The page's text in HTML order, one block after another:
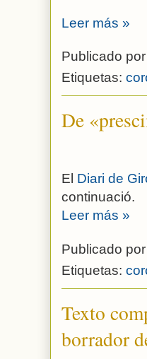
Leer más »
Publicado por
Etiquetas:
De
El Diari de
continuació.
Leer más »
Publicado por
Etiquetas:
Texto
borrador